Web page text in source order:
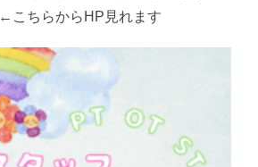
←こちらからHP見れます